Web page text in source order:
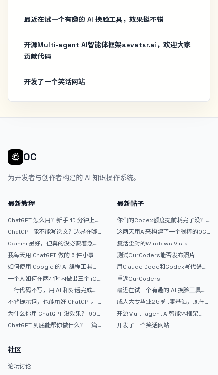
最近在试一个有趣的 AI 换脸工具，效果挺不错
开源Multi-agent AI智能体框架aevatar.ai，欢迎大家
贡献代码
开发了一个笑话网站
OC
为开发者与创作者构建的 AI 知识操作系统。
最新教程
ChatGPT 怎么用？新手 10 分钟上手
ChatGPT 能不能写论文？边界在哪
Gemini 虽好，但真的没必要着急放
弃 ChatGPT
我每天用 ChatGPT 做的 5 件小事
如何使用 Google 的 AI 编程工具
AntiGravity：独立开发者的新时代
武器
一个人如何在两小时内做出三个 iOS
APP？｜AntiGravity + Gemini 3 实
战完整记录
一行代码不写，用 AI 和对话完成一
个完整网站：《图书天堂》实战记录
不背提示词，也能用好 ChatGPT。
一个万能提问模板
为什么你用 ChatGPT 没效果？ 90%
的人第一步就问错了
ChatGPT 到底能帮你做什么？一篇
最新帖子
你们的Codex额度提前耗完了没？
戒断反应如何？
这两天用AI来构建了一个很棒的OC
论坛精华区
复活尘封的Windows Vista
测试OurCoders能否发布照片
用Claude Code和Codex写代码真
的爽，但是App怎么挣钱还是很难啊
重返OurCoders
最近在试一个有趣的 AI 换脸工具，
效果挺不错
成人大专毕业25岁it零基础，现在想
考软件设计师，有什么好的建议吗，
谢谢！
开源Multi-agent AI智能体框架
aevatar.ai，欢迎大家贡献代码
开发了一个笑话网站
社区
论坛讨论